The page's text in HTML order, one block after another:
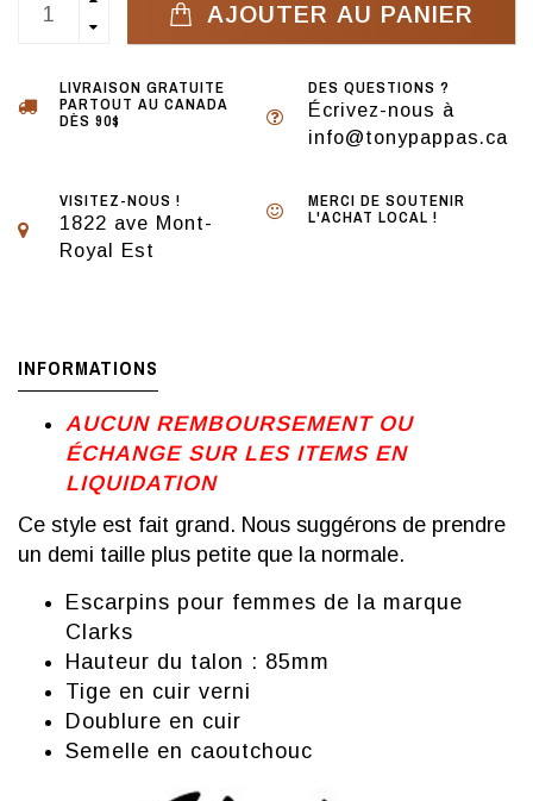
AJOUTER AU PANIER
LIVRAISON GRATUITE
PARTOUT AU CANADA
DÈS 90$
DES QUESTIONS ?
Écrivez-nous à
info@tonypappas.ca
VISITEZ-NOUS !
1822 ave Mont-
Royal Est
MERCI DE SOUTENIR
L'ACHAT LOCAL !
INFORMATIONS
AUCUN REMBOURSEMENT OU
ÉCHANGE SUR LES ITEMS EN
LIQUIDATION
Ce style est fait grand. Nous suggérons de prendre
un demi taille plus petite que la normale.
Escarpins pour femmes de la marque
Clarks
Hauteur du talon : 85mm
Tige en cuir verni
Doublure en cuir
Semelle en caoutchouc